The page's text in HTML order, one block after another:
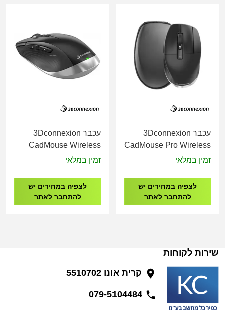
עכבר 3Dconnexion
CadMouse Pro Wireless
3DX-700116
זמין במלאי
לצפיה במחירים יש
להתחבר לאתר
עכבר 3Dconnexion
CadMouse Wireless
3DX-700062
זמין במלאי
לצפיה במחירים יש
להתחבר לאתר
שירות לקוחות
קרית אונו 5510702